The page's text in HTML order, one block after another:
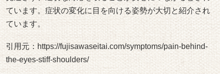
ています。症状の変化に目を向ける姿勢が大切と紹介され
ています。
引用元： https://fujisawaseitai.com/symptoms/pain-behind-
the-eyes-stiff-shoulders/